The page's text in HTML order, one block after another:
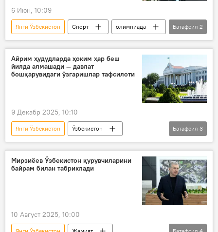
6 Июн, 10:09
Янги Ўзбекистон Спорт
олимпиада
талабалар
Жисмоний тарбия ва спорт вазирлиги
Батафсил 2
Айрим ҳудудларда ҳоким ҳар беш
йилда алмашади — давлат
бошқарувидаги ўзгаришлар тафсилоти
9 Декабр 2025, 10:10
Янги Ўзбекистон
Ўзбекистон
Жамият
ҳокимият
янги қонун
ислоҳотлар
Батафсил 3
Мирзиёев Ўзбекистон қурувчиларини
байрам билан табриклади
10 Август 2025, 10:00
Янги Ўзбекистон
Жамият
Батафсил 4